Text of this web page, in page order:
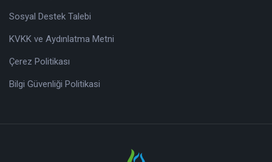
Sosyal Destek Talebi
KVKK ve Aydınlatma Metni
Çerez Politikası
Bilgi Güvenliği Politikasi